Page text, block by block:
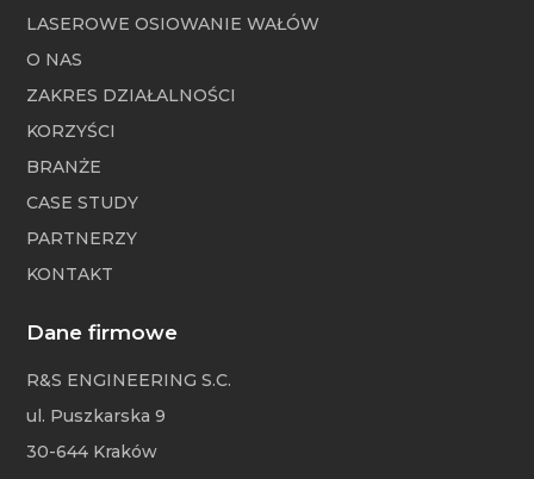
LASEROWE OSIOWANIE WAŁÓW
O NAS
ZAKRES DZIAŁALNOŚCI
KORZYŚCI
BRANŻE
CASE STUDY
PARTNERZY
KONTAKT
Dane firmowe
R&S ENGINEERING S.C.
ul. Puszkarska 9
30-644 Kraków